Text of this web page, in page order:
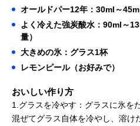
オールドパー12年：30ml～
よく冷えた強炭酸水：90ml～
量）
大きめの氷：グラス1杯
レモンピール（お好みで）
おいしい作り方
1.グラスを冷やす：グラスに氷を
混ぜてグラス自体を冷やし、溶け